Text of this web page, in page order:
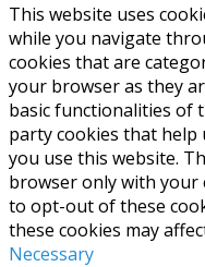
This website uses
while you navigate
cookies that are
your browser as they
basic functionalities of
party cookies that help
you use this website.
browser only with your
to opt-out of these
these cookies may
Necessary